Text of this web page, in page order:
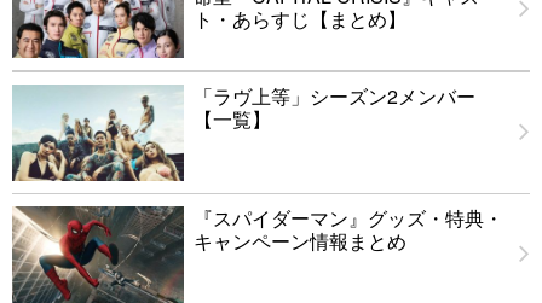
ト・あらすじ【まとめ】
「ラヴ上等」シーズン2メンバー
【一覧】
『スパイダーマン』グッズ・特典・
キャンペーン情報まとめ